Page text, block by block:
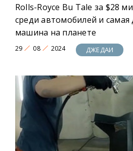
Rolls-Royce Bu Tale за $28
среди автомобилей и самая
машина на планете
29 08 2024 ДЖЕДАИ